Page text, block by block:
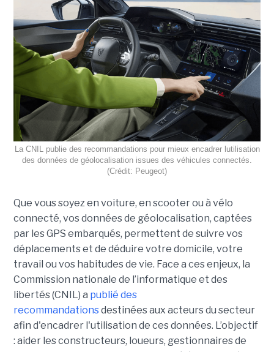
La CNIL publie des recommandations pour mieux encadrer lutilisation
des données de géolocalisation issues des véhicules connectés.
(Crédit: Peugeot)
Que vous soyez en voiture, en scooter ou à vélo
connecté, vos données de géolocalisation, captées
par les GPS embarqués, permettent de suivre vos
déplacements et de déduire votre domicile, votre
travail ou vos habitudes de vie. Face a ces enjeux, la
Commission nationale de l’informatique et des
libertés (CNIL) a publié des
recommandationsdestinées aux acteurs du secteur
afin d'encadrer l'utilisation de ces données. L’objectif
: aider les constructeurs, loueurs, gestionnaires de